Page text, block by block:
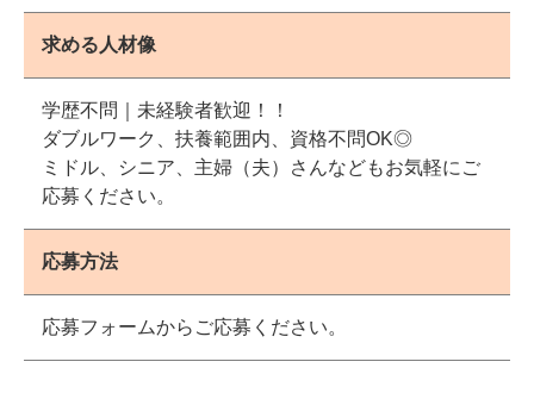
求める人材像
学歴不問｜未経験者歓迎！！
ダブルワーク、扶養範囲内、資格不問OK◎
ミドル、シニア、主婦（夫）さんなどもお気軽にご
応募ください。
応募方法
応募フォームからご応募ください。